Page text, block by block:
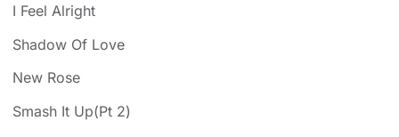
I Feel Alright
Shadow Of Love
New Rose
Smash It Up(Pt 2)